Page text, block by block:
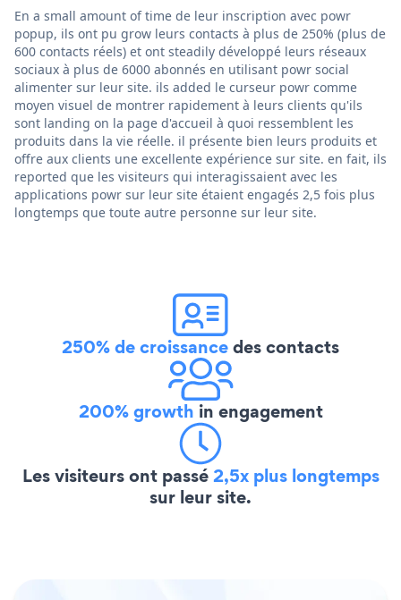
En a small amount of time de leur inscription avec powr
popup, ils ont pu grow leurs contacts à plus de 250% (plus de
600 contacts réels) et ont steadily développé leurs réseaux
sociaux à plus de 6000 abonnés en utilisant powr social
alimenter sur leur site. ils added le curseur powr comme
moyen visuel de montrer rapidement à leurs clients qu'ils
sont landing on la page d'accueil à quoi ressemblent les
produits dans la vie réelle. il présente bien leurs produits et
offre aux clients une excellente expérience sur site. en fait, ils
reported que les visiteurs qui interagissaient avec les
applications powr sur leur site étaient engagés 2,5 fois plus
longtemps que toute autre personne sur leur site.
250% de croissancedes contacts
200% growth in engagement
Les visiteurs ont passé2,5x plus longtemps
sur leur site.